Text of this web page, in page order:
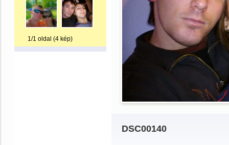
1/1 oldal (4 kép)
DSC00140